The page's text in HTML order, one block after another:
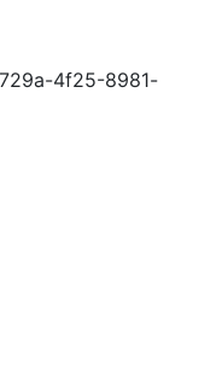
729a-4f25-8981-